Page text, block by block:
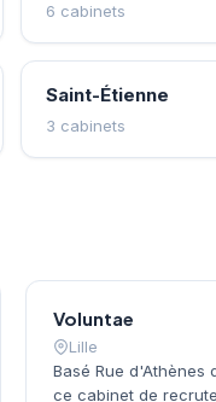
6 cabinets
Saint-Étienne
3 cabinets
Voluntae
Lille
Basé Rue d'Athènes
ce cabinet de